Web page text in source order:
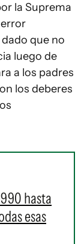
la Suprema
que no
luego de
a los padres
los deberes
hasta
esas